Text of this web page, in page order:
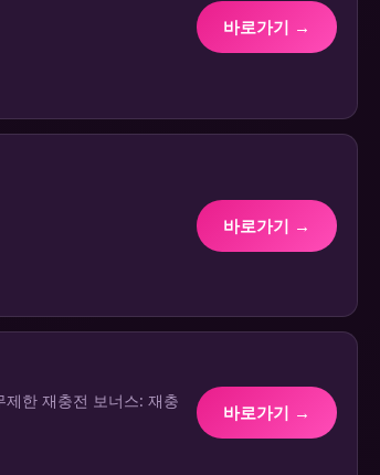
바로가기 →
바로가기 →
한 재충전 보너스: 재충
바로가기 →